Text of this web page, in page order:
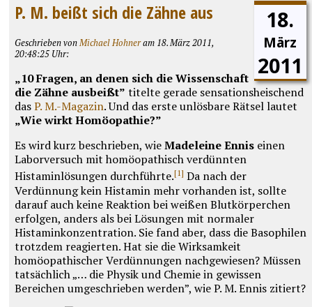
18.
März
2011
P. M. beißt sich die Zähne aus
Geschrieben vonMichael Hohneram 18. März 2011,
20:48:25 Uhr:
„10 Fragen, an denen sich die Wissenschaft
die Zähne ausbeißt” titelte gerade sensationsheischend
dasP. M.-Magazin. Und das erste unlösbare Rätsel lautet
„Wie wirkt Homöopathie?”
Es wird kurz beschrieben, wieMadeleine Enniseinen
Laborversuch mit homöopathisch verdünnten
Histaminlösungen durchführte.[1] Da nach der
Verdünnung kein Histamin mehr vorhanden ist, sollte
darauf auch keine Reaktion bei weißen Blutkörperchen
erfolgen, anders als bei Lösungen mit normaler
Histaminkonzentration. Sie fand aber, dass die Basophilen
trotzdem reagierten. Hat sie die Wirksamkeit
homöopathischer Verdünnungen nachgewiesen? Müssen
tatsächlich „… die Physik und Chemie in gewissen
Bereichen umgeschrieben werden”, wie P. M. Ennis zitiert?